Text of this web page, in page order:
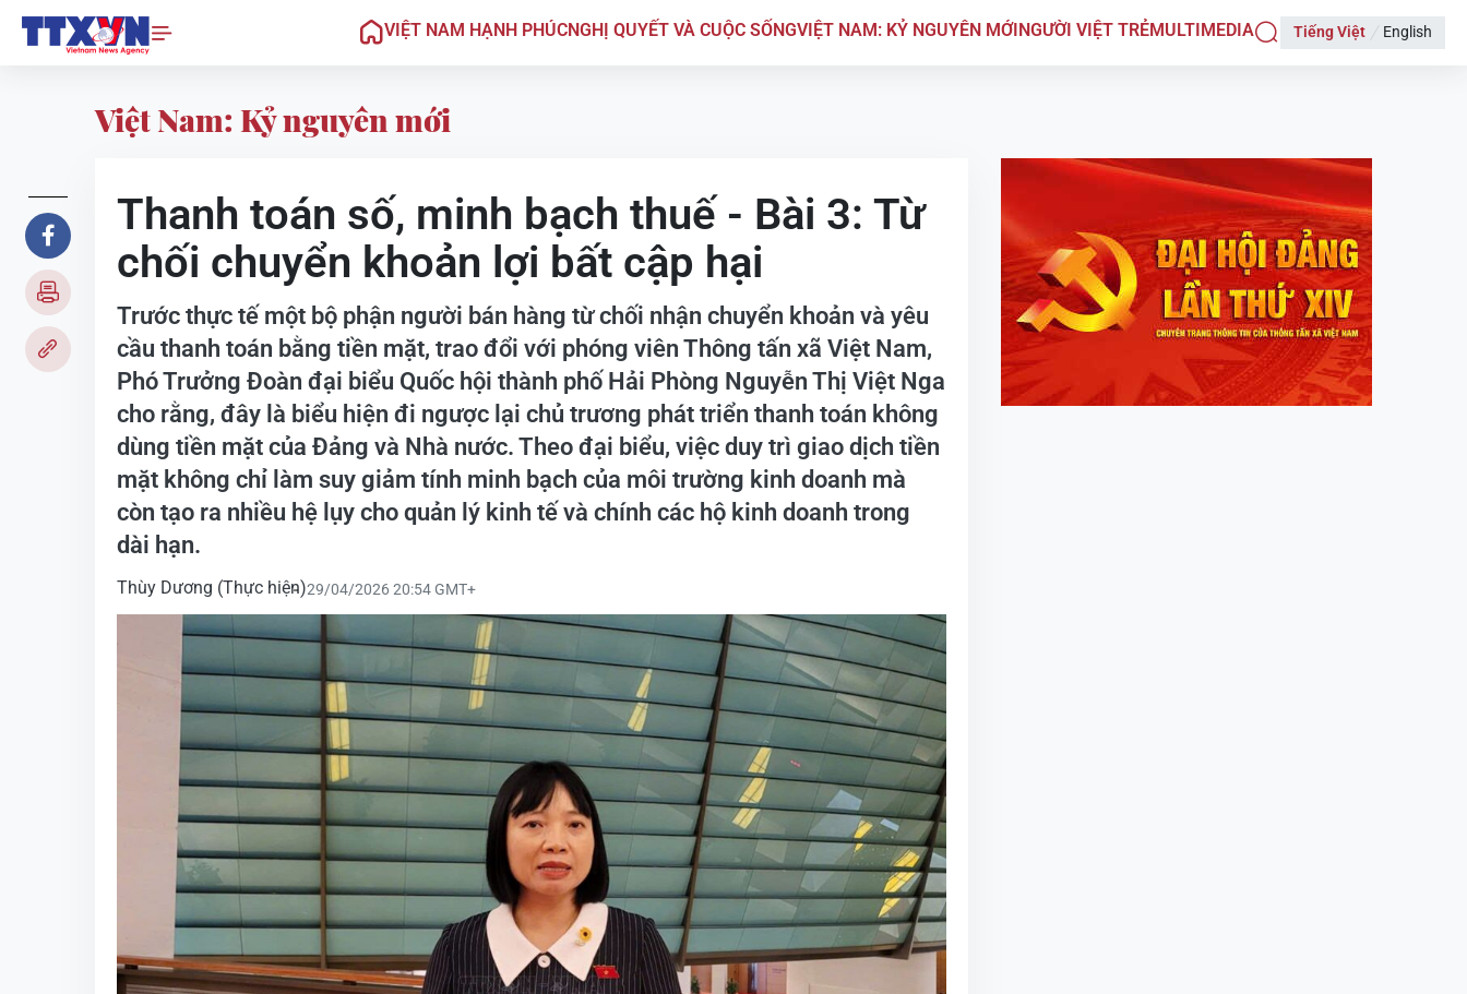
VIỆT NAM HẠNH PHÚCNGHỊ QUYẾT VÀ CUỘC SỐNGVIỆT NAM: KỶ NGUYÊN MỚINGƯỜI VIỆT TRẺMULTIMEDIA Tiếng Việt English
Việt Nam: Kỷ nguyên mới
Thanh toán số, minh bạch thuế - Bài 3: Từ
chối chuyển khoản lợi bất cập hại
Trước thực tế một bộ phận người bán hàng từ chối nhận chuyển khoản và yêu
cầu thanh toán bằng tiền mặt, trao đổi với phóng viên Thông tấn xã Việt Nam,
Phó Trưởng Đoàn đại biểu Quốc hội thành phố Hải Phòng Nguyễn Thị Việt Nga
cho rằng, đây là biểu hiện đi ngược lại chủ trương phát triển thanh toán không
dùng tiền mặt của Đảng và Nhà nước. Theo đại biểu, việc duy trì giao dịch tiền
mặt không chỉ làm suy giảm tính minh bạch của môi trường kinh doanh mà
còn tạo ra nhiều hệ lụy cho quản lý kinh tế và chính các hộ kinh doanh trong
dài hạn.
Thùy Dương (Thực hiện)29/04/2026 20:54 GMT+